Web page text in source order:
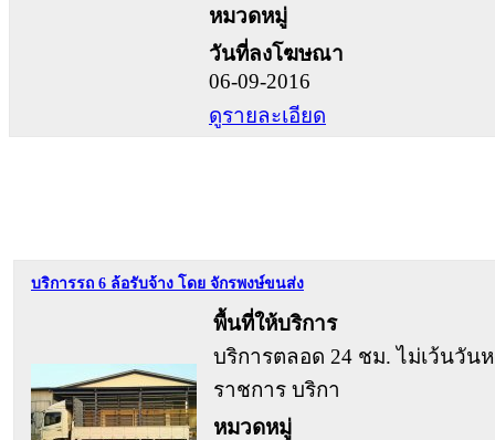
หมวดหมู่
วันที่ลงโฆษณา
06-09-2016
ดูรายละเอียด
บริการรถ 6 ล้อรับจ้าง โดย จักรพงษ์ขนส่ง
พื้นที่ให้บริการ
บริการตลอด 24 ชม. ไม่เว้นวัน
ราชการ บริกา
หมวดหมู่